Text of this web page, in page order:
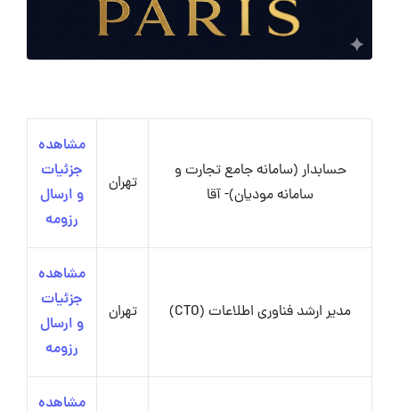
حسابدار (سامانه جامع تجارت و
سامانه مودیان)- آقا
تهران
مشاهده
جزئیات
و ارسال
رزومه
مدیر ارشد فناوری اطلاعات (CTO) تهران
مشاهده
جزئیات
و ارسال
رزومه
مشاهده